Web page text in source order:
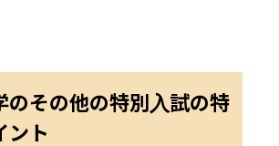
のその他の特別入試の特
ント